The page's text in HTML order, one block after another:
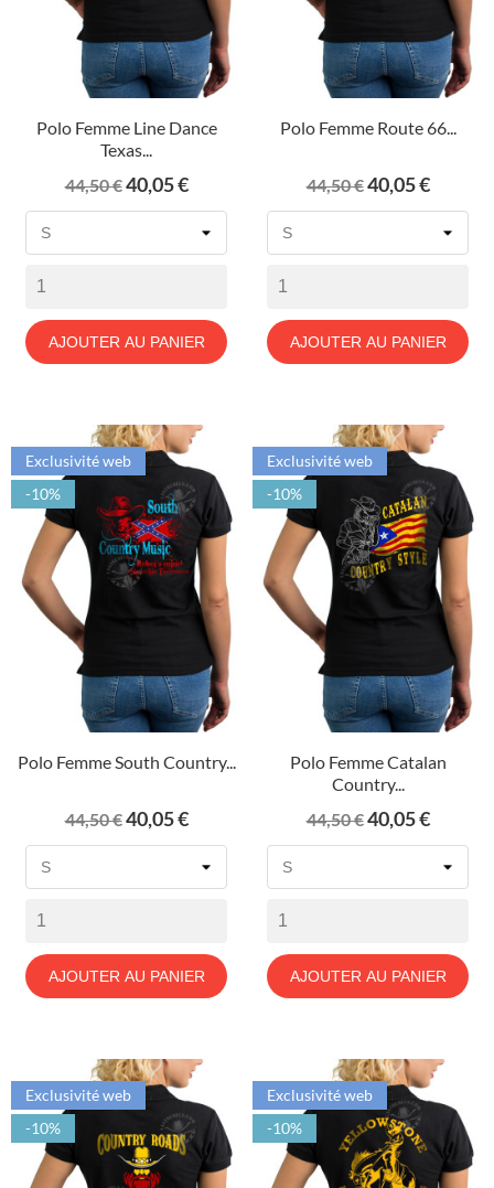
Polo Femme Line Dance
Texas...
Prix
de
44,50 €Prix
40,05 €
AJOUTER AU PANIER
Polo Femme Route 66...
Prix
de
44,50 €Prix
40,05 €
AJOUTER AU PANIER
Polo Femme South Country...
Prix
de
44,50 €Prix
40,05 €
AJOUTER AU PANIER
Exclusivité web
-10%
Polo Femme Catalan
Country...
Prix
de
44,50 €Prix
40,05 €
AJOUTER AU PANIER
Exclusivité web
-10%
Exclusivité web
-10%
Exclusivité web
-10%